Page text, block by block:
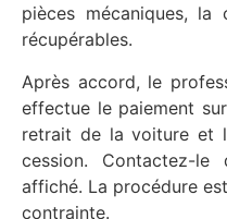
pièces mécaniques, la
récupérables.
Après accord, le
effectue le paiement
retrait de la voiture et
cession. Contactez-
affiché. La procédure
contrainte.